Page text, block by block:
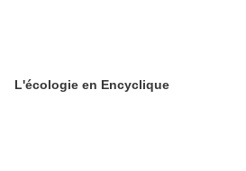
L'écologie en Encyclique